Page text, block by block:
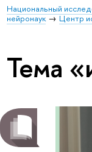
Национальный
нейронаук
Центр
Тема